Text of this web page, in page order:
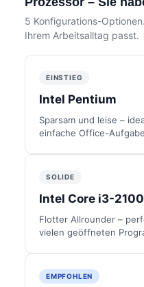
5 Konfigurations-
Ihrem Arbeitsalltag passt.
EINSTIEG
Intel Pentium
Sparsam und leise –
einfache Office-
SOLIDE
Intel Core i3-2100
Flotter Allrounder –
vielen geöffneten
EMPFOHLEN